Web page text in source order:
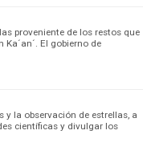
proveniente de los restos que
El gobierno de
y la observación de estrellas, a
científicas y divulgar los